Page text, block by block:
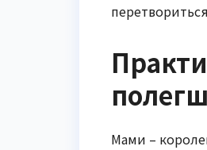
Мами –